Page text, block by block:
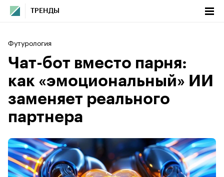
ТРЕНДЫ
Футурология
Чат-бот вместо парня:
как «эмоциональный» ИИ
заменяет реального
партнера